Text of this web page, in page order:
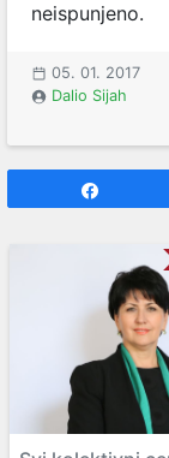
neispunjeno.
05. 01. 2017
Dalio Sijah